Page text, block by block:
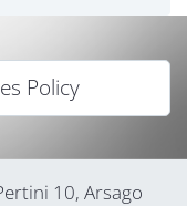
Policy
10, Arsago